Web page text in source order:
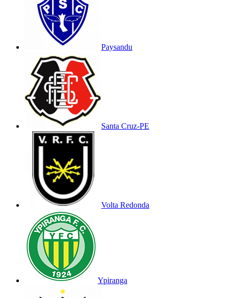
Paysandu
Santa Cruz-PE
Volta Redonda
Ypiranga